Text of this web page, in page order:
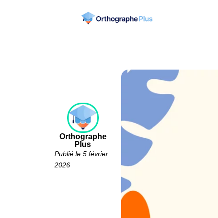
Orthographe
Plus
Publié le 5 février
2026